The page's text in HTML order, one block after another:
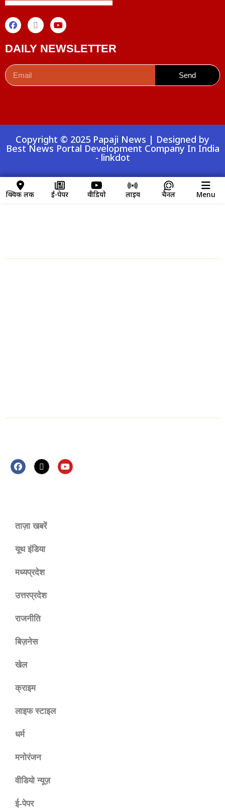
DAILY NEWSLETTER
Send
Copyright © 2025 Papaji News | Designed by
Best News Portal Development Company In India
- linkdot
क्विक लिंक ई-पेपर वीडियो लाइव चैनल Menu
ताज़ा खबरें
यूथ इंडिया
मध्यप्रदेश
उत्तरप्रदेश
राजनीति
बिज़नेस
खेल
क्राइम
लाइफ स्टाइल
धर्म
मनोरंजन
वीडियो न्यूज़
ई-पेपर